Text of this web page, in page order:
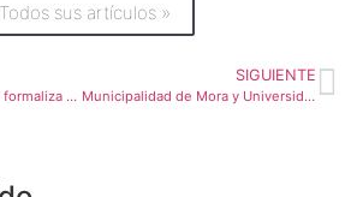
Todos sus artículos »
Aprobado proyecto que formaliza minería artesanal en Abangares
SIGUIENTE
Municipalidad de Mora y Universidad Hispanoamericana firman alianza de cooperación educativa